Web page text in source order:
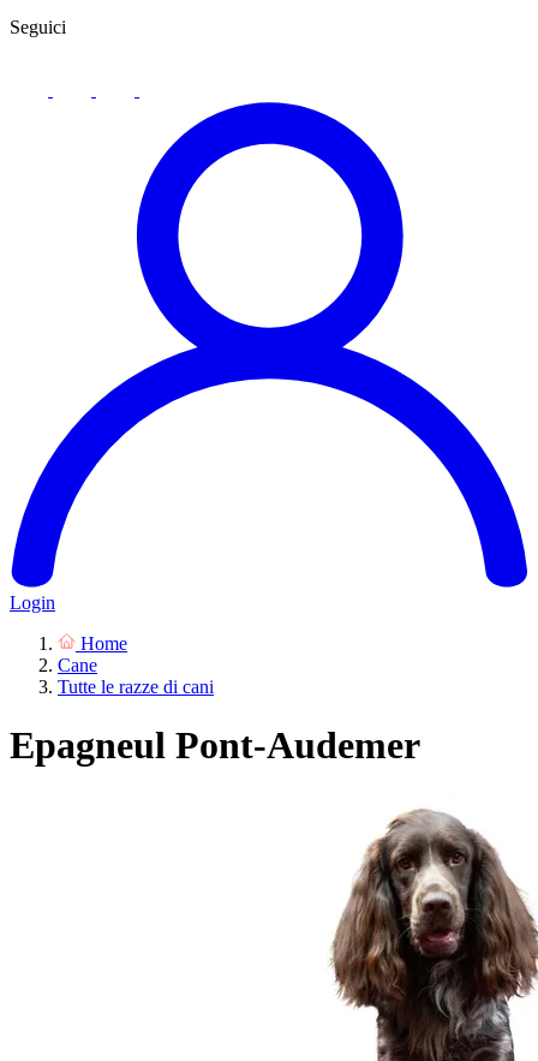
Seguici
Login
Home
Cane
Tutte le razze di cani
Epagneul Pont-Audemer